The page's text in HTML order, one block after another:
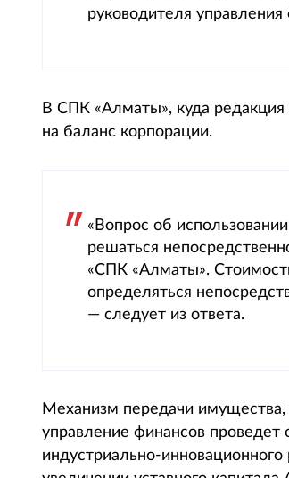
руководителя
В СПК «Алматы», куда редакция
на баланс корпорации.
«Вопрос об
решаться
«СПК «Алматы».
определяться
— следует из ответа.
Механизм передачи
управление финансов
индустриально-